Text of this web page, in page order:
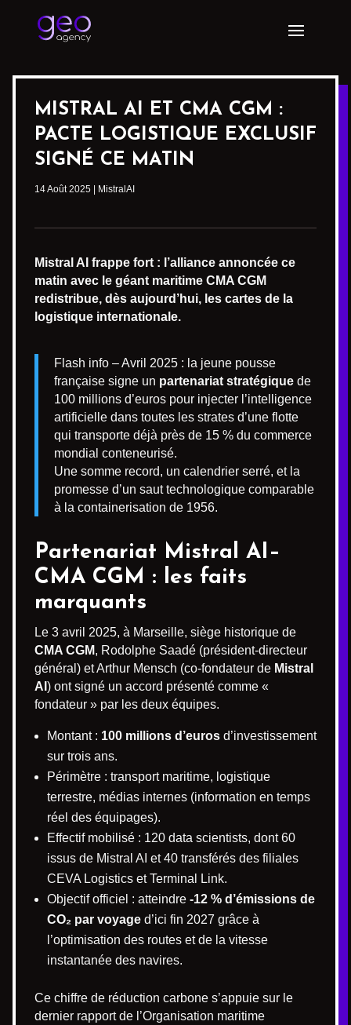
MISTRAL AI ET CMA CGM :
PACTE LOGISTIQUE EXCLUSIF
SIGNÉ CE MATIN
14 Août 2025 MistralAI
Mistral AI frappe fort : l’alliance annoncée ce
matin avec le géant maritime CMA CGM
redistribue, dès aujourd’hui, les cartes de la
logistique internationale.
Flash info – Avril 2025 : la jeune pousse
française signe un partenariat stratégique de
100 millions d’euros pour injecter l’intelligence
artificielle dans toutes les strates d’une flotte
qui transporte déjà près de 15 % du commerce
mondial conteneurisé.
Une somme record, un calendrier serré, et la
promesse d’un saut technologique comparable
à la containerisation de 1956.
Partenariat Mistral AI–
CMA CGM : les faits
marquants
Le 3 avril 2025, à Marseille, siège historique de
CMA CGM, Rodolphe Saadé (président-directeur
général) et Arthur Mensch (co-fondateur de Mistral
AI ) ont signé un accord présenté comme «
fondateur » par les deux équipes.
Montant : 100 millions d’euros d’investissement
sur trois ans.
Périmètre : transport maritime, logistique
terrestre, médias internes (information en temps
réel des équipages).
Effectif mobilisé : 120 data scientists, dont 60
issus de Mistral AI et 40 transférés des filiales
CEVA Logistics et Terminal Link.
Objectif officiel : atteindre -12 % d’émissions de
CO₂ par voyage d’ici fin 2027 grâce à
l’optimisation des routes et de la vitesse
instantanée des navires.
Ce chiffre de réduction carbone s’appuie sur le
dernier rapport de l’Organisation maritime